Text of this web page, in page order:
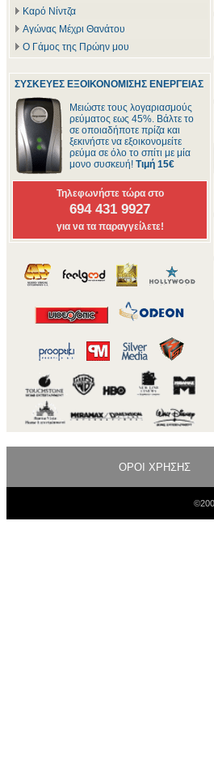
Καρό Νίντζα
Αγώνας Μέχρι Θανάτου
Ο Γάμος της Πρώην μου
ΣΥΣΚΕΥΕΣ ΕΞΟΙΚΟΝΟΜΙΣΗΣ ΕΝΕΡΓΕΙΑΣ
Μειώστε τους λογαριασμούς
ρεύματος εως 45%. Βάλτε το
σε οποιαδήποτε πρίζα και
ξεκινήστε να εξοικονομείτε
ρεύμα σε όλο το σπίτι με μία
μονο συσκευή! Τιμή 15€
Τηλεφωνήστε τώρα στο
694 431 9927
για να τα παραγγείλετε!
ΟΡΟΙ ΧΡΗΣΗΣ